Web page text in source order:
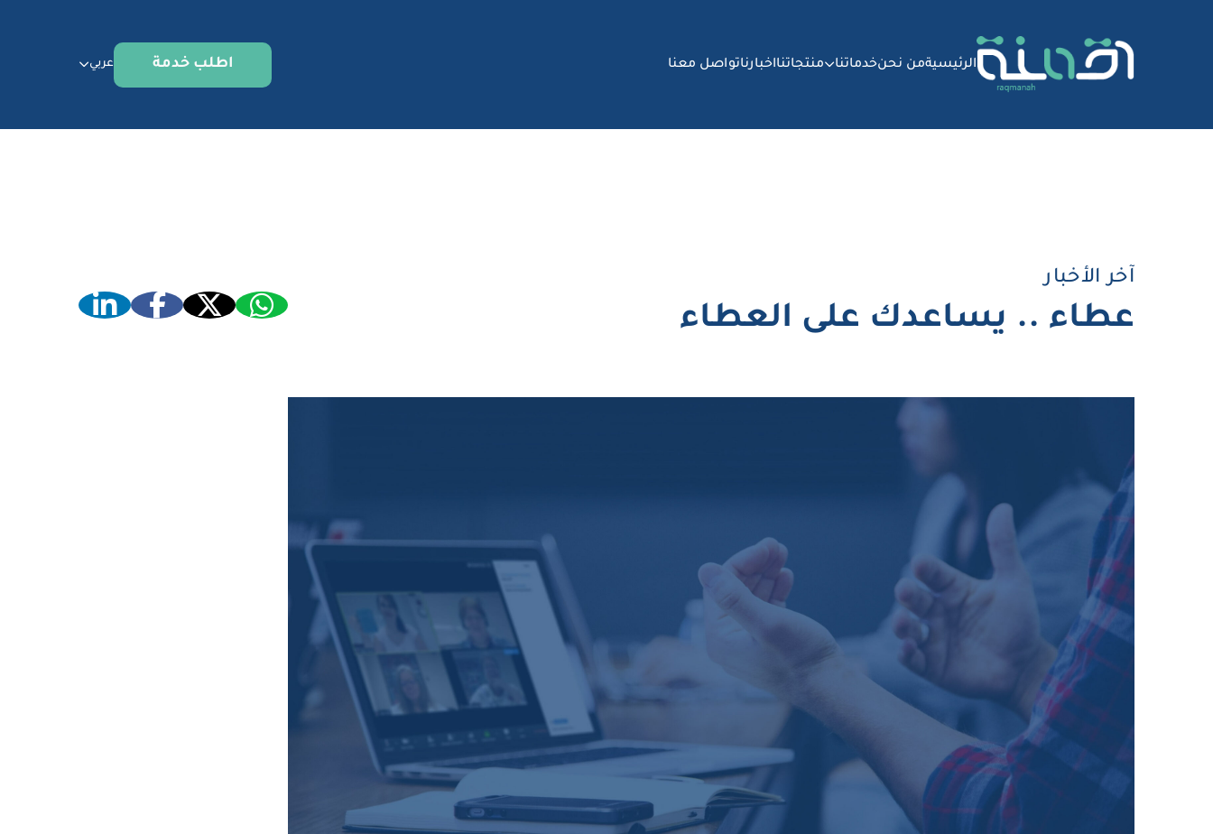
الرئيسيةمن نحنخدماتنا منتجاتنااخبارناتواصل معنا اطلب خدمة عربي
آخر الأخبار
عطاء .. يساعدك على العطاء